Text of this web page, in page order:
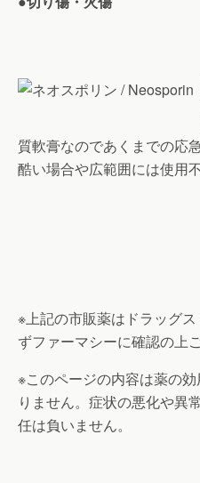
質軟膏なのであくまでの応
酷い場合や広範囲には使用不
※上記の市販薬はドラッグ
ずファーマシーに確認の上
※このページの内容は薬の
りません。症状の悪化や異
任は負いません。